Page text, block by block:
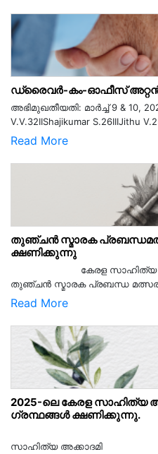
ഡ്രൈവർ-കം-ഓഫീസ്
അഭിമുഖതീയതി: മാർച്ച് 9 & 10,
V.V.32IIShajikumar S.26IIIJithu
Read More
തുഞ്ചൻ സ്മാരക
ക്ഷണിക്കുന്നു
കേരള സാഹിത്യ
തുഞ്ചൻ സ്മാരക പ്രബന്ധ
Read More
2025-ലെ കേരള സാഹിത്യ
ഗ്രന്ഥങ്ങൾ ക്ഷണിക്കുന്നു.
സാഹിത്യ അക്കാദമി